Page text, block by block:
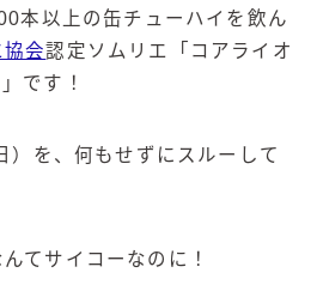
ングゼロ
結
ー・ポームム）
本以上の缶チューハイを飲ん
協会認定ソムリエ「コアライオ
です！
）を、何もせずにスルーして
てサイコーなのに！